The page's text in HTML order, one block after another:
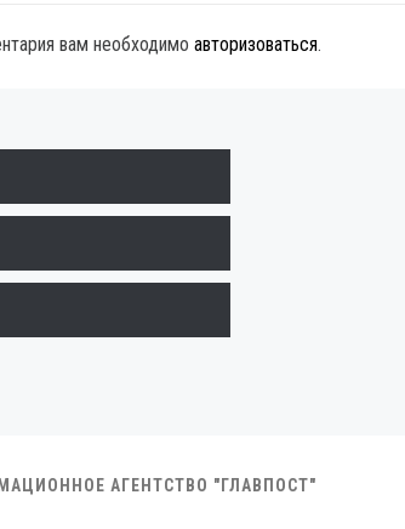
вам необходимо авторизоваться.
АГЕНТСТВО "ГЛАВПОСТ"